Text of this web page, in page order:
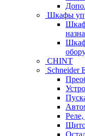
Шкафы
CHINT
Schneider